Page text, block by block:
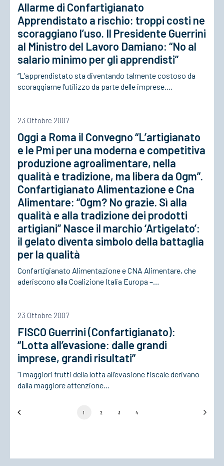
Allarme di Confartigianato
Apprendistato a rischio: troppi costi ne
scoraggiano l’uso. Il Presidente Guerrini
al Ministro del Lavoro Damiano: “No al
salario minimo per gli apprendisti”
“L’apprendistato sta diventando talmente costoso da
scoraggiarne l’utilizzo da parte delle imprese.…
23 Ottobre 2007
Oggi a Roma il Convegno “L’artigianato
e le Pmi per una moderna e competitiva
produzione agroalimentare, nella
qualità e tradizione, ma libera da Ogm”.
Confartigianato Alimentazione e Cna
Alimentare: “Ogm? No grazie. Sì alla
qualità e alla tradizione dei prodotti
artigiani” Nasce il marchio ‘Artigelato’:
il gelato diventa simbolo della battaglia
per la qualità
Confartigianato Alimentazione e CNA Alimentare, che
aderiscono alla Coalizione Italia Europa –…
23 Ottobre 2007
FISCO Guerrini (Confartigianato):
“Lotta all’evasione: dalle grandi
imprese, grandi risultati”
“I maggiori frutti della lotta all’evasione fiscale derivano
dalla maggiore attenzione…
1 2 3 4